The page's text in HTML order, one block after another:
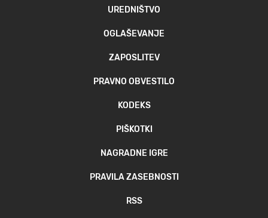
UREDNIŠTVO
OGLAŠEVANJE
ZAPOSLITEV
PRAVNO OBVESTILO
KODEKS
PIŠKOTKI
NAGRADNE IGRE
PRAVILA ZASEBNOSTI
RSS